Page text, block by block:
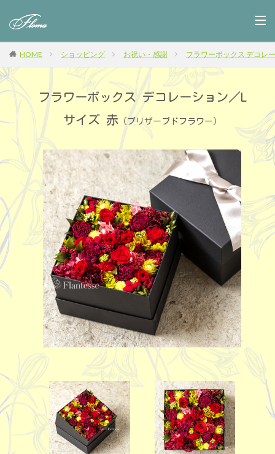
HOME ショッピング お祝い・感謝 フラワーボックス デコレ
フラワーボックス デコレーション／L
サイズ 赤 （プリザーブドフラワー）